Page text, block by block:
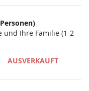
und Ihre Familie (1-2
AUSVERKAUFT